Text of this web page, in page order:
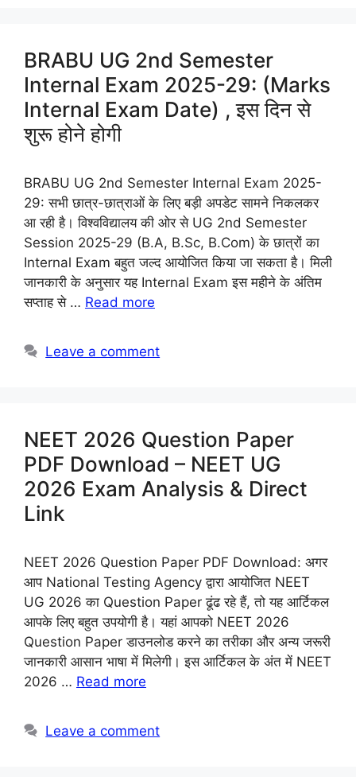
BRABU UG 2nd Semester
Internal Exam 2025-29: (Marks
Internal Exam Date) , इस दिन से
शुरू होने होगी
BRABU UG 2nd Semester Internal Exam 2025-
29: सभी छात्र-छात्राओं के लिए बड़ी अपडेट सामने निकलकर
आ रही है। विश्वविद्यालय की ओर से UG 2nd Semester
Session 2025-29 (B.A, B.Sc, B.Com) के छात्रों का
Internal Exam बहुत जल्द आयोजित किया जा सकता है। मिली
जानकारी के अनुसार यह Internal Exam इस महीने के अंतिम
सप्ताह से … Read more
Leave a comment
NEET 2026 Question Paper
PDF Download – NEET UG
2026 Exam Analysis & Direct
Link
NEET 2026 Question Paper PDF Download: अगर
आप National Testing Agency द्वारा आयोजित NEET
UG 2026 का Question Paper ढूंढ रहे हैं, तो यह आर्टिकल
आपके लिए बहुत उपयोगी है। यहां आपको NEET 2026
Question Paper डाउनलोड करने का तरीका और अन्य जरूरी
जानकारी आसान भाषा में मिलेगी। इस आर्टिकल के अंत में NEET
2026 … Read more
Leave a comment